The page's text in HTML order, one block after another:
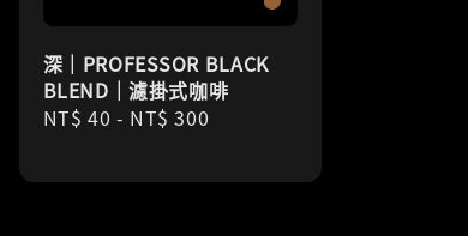
深｜PROFESSOR BLACK
BLEND｜濾掛式咖啡
Regular
NT$ 40 - NT$ 300